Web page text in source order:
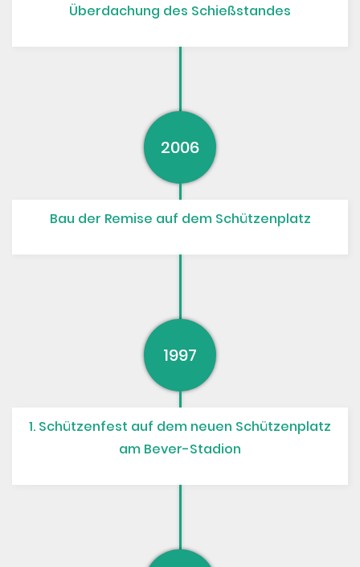
Überdachung des Schießstandes
2006
Bau der Remise auf dem Schützenplatz
1997
1. Schützenfest auf dem neuen Schützenplatz
am Bever-Stadion